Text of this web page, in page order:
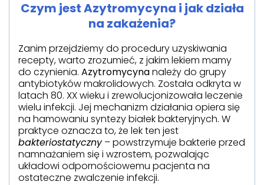
Czym jest Azytromycyna i jak działa
na zakażenia?
Zanim przejdziemy do procedury uzyskiwania
recepty, warto zrozumieć, z jakim lekiem mamy
do czynienia. Azytromycynanależy do grupy
antybiotyków makrolidowych. Została odkryta w
latach 80. XX wieku i zrewolucjonizowała leczenie
wielu infekcji. Jej mechanizm działania opiera się
na hamowaniu syntezy białek bakteryjnych. W
praktyce oznacza to, że lek ten jest
bakteriostatyczny– powstrzymuje bakterie przed
namnażaniem się i wzrostem, pozwalając
układowi odpornościowemu pacjenta na
ostateczne zwalczenie infekcji.